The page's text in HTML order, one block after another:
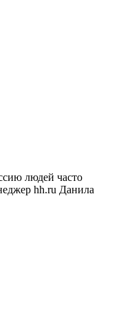
людей часто
hh.ru Данила